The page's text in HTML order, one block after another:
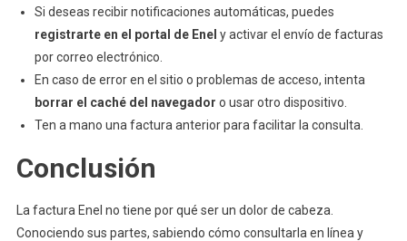
Si deseas recibir notificaciones automáticas, puedes
registrarte en el portal de Enel y activar el envío de facturas
por correo electrónico.
En caso de error en el sitio o problemas de acceso, intenta
borrar el caché del navegador o usar otro dispositivo.
Ten a mano una factura anterior para facilitar la consulta.
Conclusión
La factura Enel no tiene por qué ser un dolor de cabeza.
Conociendo sus partes, sabiendo cómo consultarla en línea y